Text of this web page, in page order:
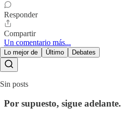
Responder
Compartir
Un comentario más...
Lo mejor de Último Debates
Sin posts
Por supuesto, sigue adelante.